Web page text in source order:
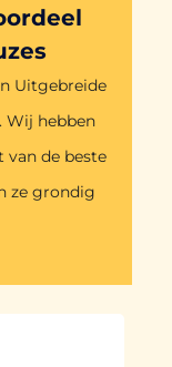
Uitgebreide
Wij hebben
van de beste
ze grondig